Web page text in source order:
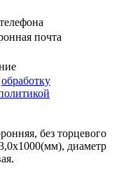
почта
обработку